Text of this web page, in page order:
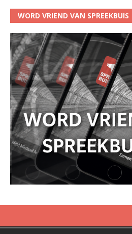
WORD VRIEND VAN SPREEKBUIS